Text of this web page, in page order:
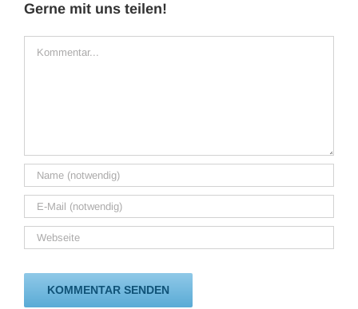
Gerne mit uns teilen!